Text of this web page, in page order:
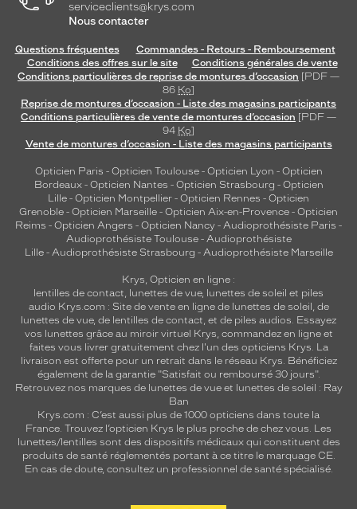
serviceclients@krys.com
Nous contacter
Questions fréquentes
Commandes - Retours - Remboursement
Conditions des offres sur le site
Conditions générales de vente
Conditions particulières de reprise de montures d’occasion [PDF —
86 Ko]
Reprise de montures d’occasion - Liste des magasins participants
Conditions particulières de vente de montures d’occasion [PDF —
94 Ko]
Vente de montures d’occasion - Liste des magasins participants
Opticien Paris - Opticien Toulouse- Opticien Lyon - Opticien
Bordeaux- Opticien Nantes - Opticien Strasbourg - Opticien
Lille - Opticien Montpellier - Opticien Rennes - Opticien
Grenoble - Opticien Marseille - Opticien Aix-en-Provence - Opticien
Reims - Opticien Angers - Opticien Nancy - Audioprothésiste Paris -
Audioprothésiste Toulouse- Audioprothésiste
Lille- Audioprothésiste Strasbourg - Audioprothésiste Marseille
Krys, Opticien en ligne :
lentilles de contact, lunettes de vue, lunettes de soleil et piles
audio Krys.com : Site de vente en ligne de lunettes de soleil, de
lunettes de vue, de lentilles de contact, et de piles audios. Essayez
vos lunettes grâce au miroir virtuel Krys, commandez en ligne et
faites vous livrer gratuitement chez l'un des opticiens Krys. La
livraison est offerte pour un retrait dans le réseau Krys. Bénéficiez
également de la garantie "Satisfait ou remboursé 30 jours".
Retrouvez nos marques de lunettes de vue et lunettes de soleil : Ray
Ban
Krys.com : C’est aussi plus de 1000 opticiens dans toute la
France. Trouvez l’opticien Krys le plus proche de chez vous. Les
lunettes/lentilles sont des dispositifs médicaux qui constituent des
produits de santé réglementés portant à ce titre le marquage CE.
En cas de doute, consultez un professionnel de santé spécialisé.